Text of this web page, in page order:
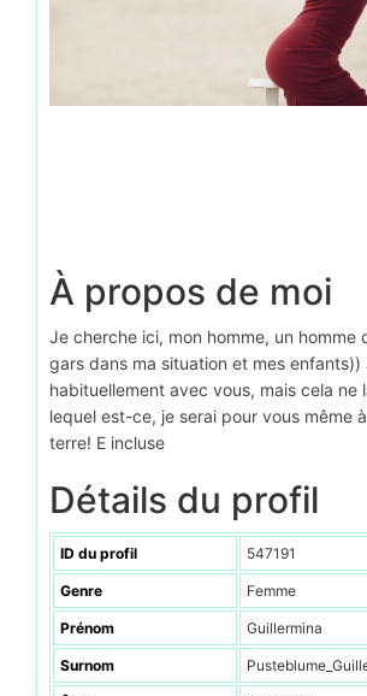
À propos de moi
Je cherche ici, mon homme, un homme
gars dans ma situation et mes enfants))
habituellement avec vous, mais cela ne
lequel est-ce, je serai pour vous même
terre! E incluse
Détails du profil
ID du profil 547191
Genre Femme
Prénom Guillermina
Surnom